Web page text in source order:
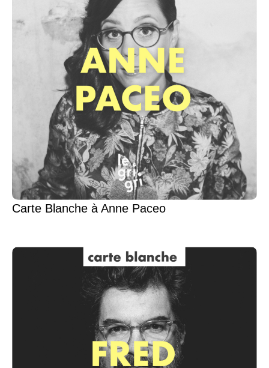
Carte Blanche à Anne Paceo